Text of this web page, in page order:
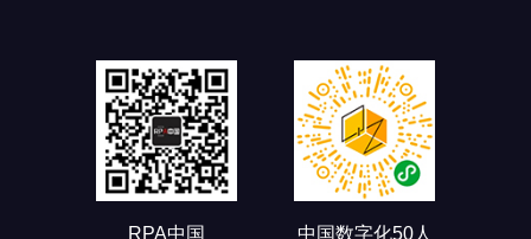
RPA中国 中国数字化50人